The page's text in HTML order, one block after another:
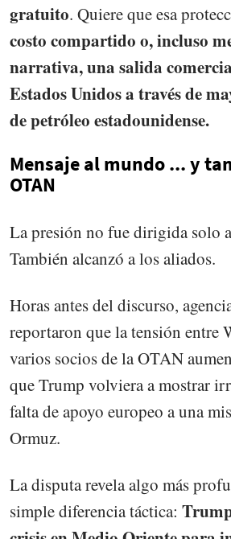
gratuito. Quiere que esa
costo compartido o, incluso
narrativa, una salida
Estados Unidos a través de
de petróleo estadounidense.
Mensaje al mundo ... y
OTAN
La presión no fue dirigida solo
También alcanzó a los aliados.
Horas antes del discurso,
reportaron que la tensión entre
varios socios de la OTAN
que Trump volviera a mostrar
falta de apoyo europeo a una
Ormuz.
La disputa revela algo más
simple diferencia táctica: